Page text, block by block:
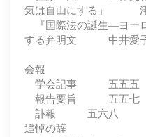
気は自由にする」 津
『国際法の誕生―ヨー
する弁明文 中井愛子
会報
学会記事 五五五
報告要旨 五五七
訃報 五六八
追悼の辞